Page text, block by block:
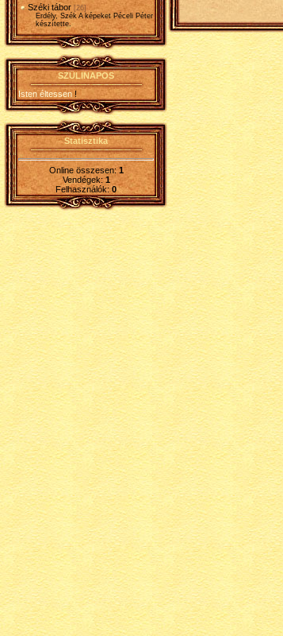
Széki tábor [26]
Erdély, Szék A képeket Péceli Péter
készítette.
SZÜLINAPOS
Isten éltessen !
Statisztika
Online összesen:1
Vendégek:1
Felhasználók:0